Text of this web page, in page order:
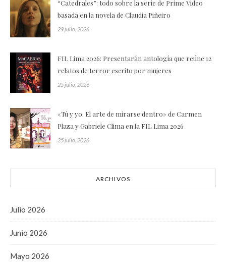
“Catedrales”: todo sobre la serie de Prime Video
basada en la novela de Claudia Piñeiro
29 julio, 2026
FIL Lima 2026: Presentarán antología que reúne 12
relatos de terror escrito por mujeres
25 julio, 2026
«Tú y yo. El arte de mirarse dentro» de Carmen
Plaza y Gabriele Clima en la FIL Lima 2026
25 julio, 2026
ARCHIVOS
Julio 2026
Junio 2026
Mayo 2026